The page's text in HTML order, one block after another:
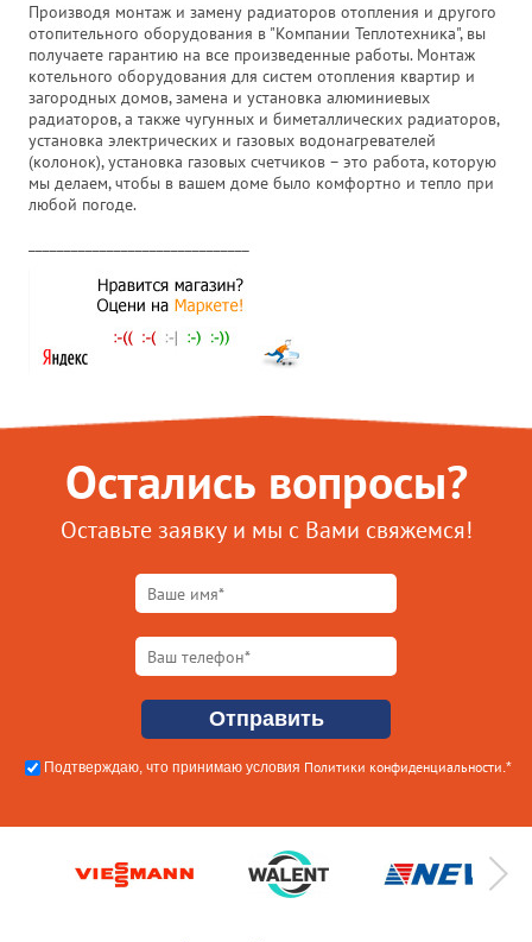
Производя монтаж и замену радиаторов отопления и другого
отопительного оборудования в "Компании Теплотехника", вы
получаете гарантию на все произведенные работы. Монтаж
котельного оборудования для систем отопления квартир и
загородных домов, замена и установка алюминиевых
радиаторов, а также чугунных и биметаллических радиаторов,
установка электрических и газовых водонагревателей
(колонок), установка газовых счетчиков – это работа, которую
мы делаем, чтобы в вашем доме было комфортно и тепло при
любой погоде.
Остались вопросы?
Оставьте заявку и мы с Вами свяжемся!
Подтверждаю, что принимаю условия Политики конфиденциальности .*